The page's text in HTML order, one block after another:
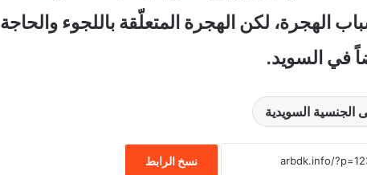
الهجرة، لكن الهجرة المتعلّقة باللجوء والحاجة
في السويد.
الجنسية السويدية
نسخ الرابط